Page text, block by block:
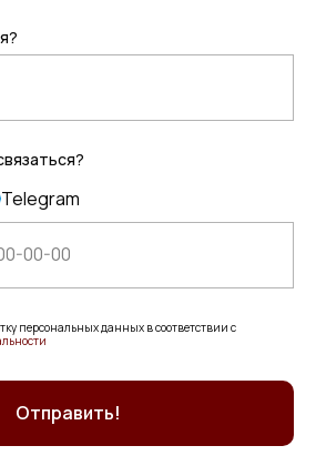
Telegram
персональных данных в соответствии с
Отправить!